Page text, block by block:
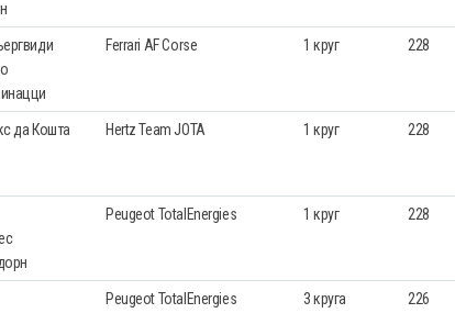
Ferrari AF Corse 1 круг 228
да Кошта
Hertz Team JOTA 1 круг 228
Peugeot TotalEnergies 1 круг 228
Peugeot TotalEnergies 3 круга 226